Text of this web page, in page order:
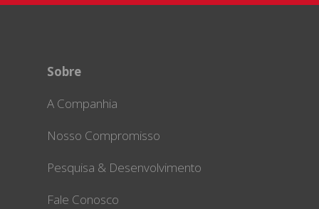
Sobre
A Companhia
Nosso Compromisso
Pesquisa & Desenvolvimento
Fale Conosco